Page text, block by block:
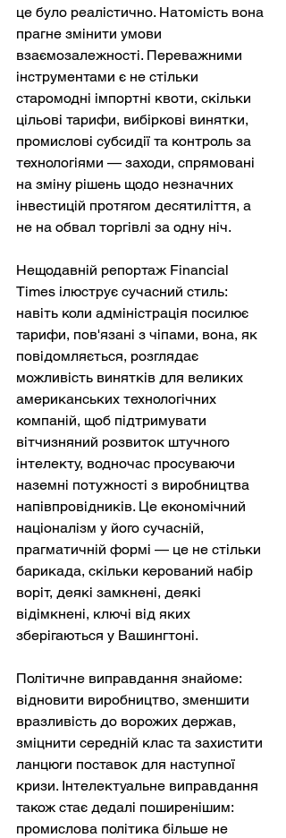
це було реалістично. Натомість вона
прагне змінити умови
взаємозалежності. Переважними
інструментами є не стільки
старомодні імпортні квоти, скільки
цільові тарифи, вибіркові винятки,
промислові субсидії та контроль за
технологіями — заходи, спрямовані
на зміну рішень щодо незначних
інвестицій протягом десятиліття, а
не на обвал торгівлі за одну ніч.
Нещодавній репортаж Financial
Times ілюструє сучасний стиль:
навіть коли адміністрація посилює
тарифи, пов'язані з чіпами, вона, як
повідомляється, розглядає
можливість винятків для великих
американських технологічних
компаній, щоб підтримувати
вітчизняний розвиток штучного
інтелекту, водночас просуваючи
наземні потужності з виробництва
напівпровідників. Це економічний
націоналізм у його сучасній,
прагматичній формі — це не стільки
барикада, скільки керований набір
воріт, деякі замкнені, деякі
відімкнені, ключі від яких
зберігаються у Вашингтоні.
Політичне виправдання знайоме:
відновити виробництво, зменшити
вразливість до ворожих держав,
зміцнити середній клас та захистити
ланцюги поставок для наступної
кризи. Інтелектуальне виправдання
також стає дедалі поширенішим:
промислова політика більше не